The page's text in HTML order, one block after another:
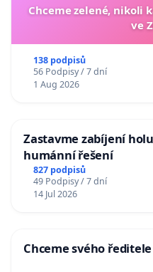
Chceme zelené, nikoli
ve
138 podpisů
56 Podpisy / 7 dní
1 Aug 2026
Zastavme zabíjení
humánní řešení
827 podpisů
49 Podpisy / 7 dní
14 Jul 2026
Chceme svého ředitele